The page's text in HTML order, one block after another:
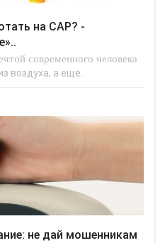
современного человека
воздуха, а еще..